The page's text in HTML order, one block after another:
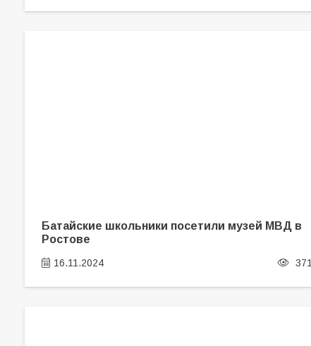
Батайские школьники посетили музей МВД в
Ростове
16.11.2024 371